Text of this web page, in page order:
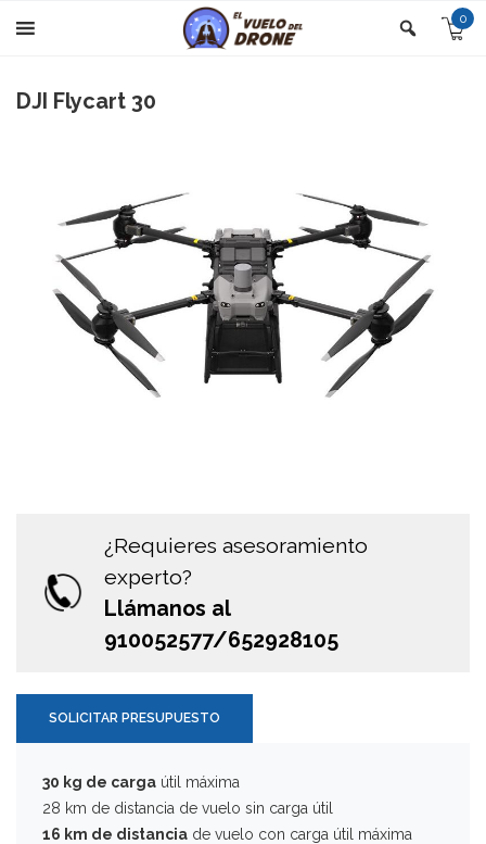
0
DJI Flycart 30
¿Requieres asesoramiento
experto?
Llámanos al
910052577/652928105
SOLICITAR PRESUPUESTO
30 kg de carga útil máxima
28 km de distancia de vuelo sin carga útil
16 km de distancia de vuelo con carga útil máxima